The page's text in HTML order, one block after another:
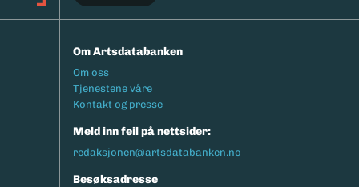
Om Artsdatabanken
Footermeny
Om oss
Tjenestene våre
Kontakt og presse
Meld inn feil på nettsider:
redaksjonen@artsdatabanken.no
Besøksadresse